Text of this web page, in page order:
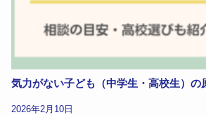
気力がない子ども（中学生・高校生）
2026年2月10日